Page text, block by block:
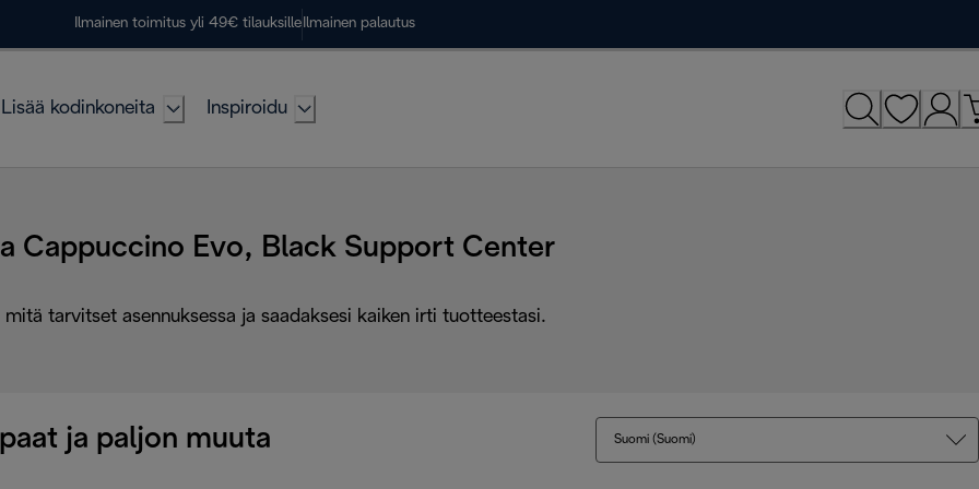
Ilmainen toimitus yli 49€ tilauksille Ilmainen palautus
Lisää kodinkoneita Inspiroidu
Cappuccino Evo, Black Support Center
mitä tarvitset asennuksessa ja saadaksesi kaiken irti tuotteestasi.
ja paljon muuta Suomi (Suomi)